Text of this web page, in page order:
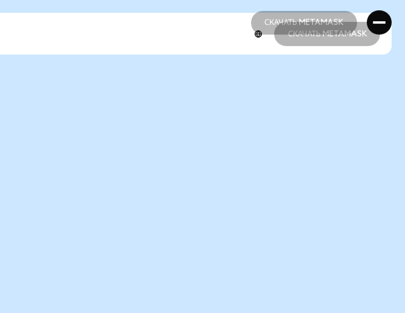
СКАЧАТЬ METAMASK
СКАЧАТЬ METAMASK
СКАЧАТЬ METAMASK